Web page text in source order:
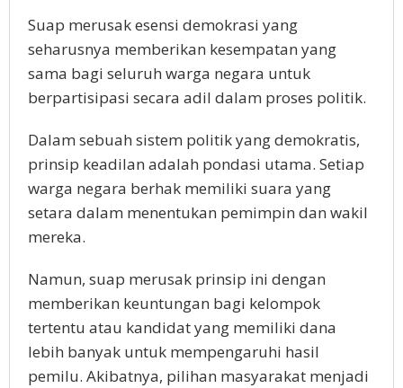
Suap merusak esensi demokrasi yang
seharusnya memberikan kesempatan yang
sama bagi seluruh warga negara untuk
berpartisipasi secara adil dalam proses politik.
Dalam sebuah sistem politik yang demokratis,
prinsip keadilan adalah pondasi utama. Setiap
warga negara berhak memiliki suara yang
setara dalam menentukan pemimpin dan wakil
mereka.
Namun, suap merusak prinsip ini dengan
memberikan keuntungan bagi kelompok
tertentu atau kandidat yang memiliki dana
lebih banyak untuk mempengaruhi hasil
pemilu. Akibatnya, pilihan masyarakat menjadi